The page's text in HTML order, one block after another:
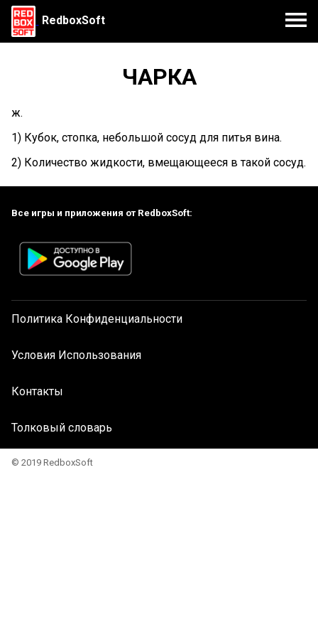
RedboxSoft
ЧАРКА
ж.
1) Кубок, стопка, небольшой сосуд для питья вина.
2) Количество жидкости, вмещающееся в такой сосуд.
Все игры и приложения от RedboxSoft:
Политика Конфиденциальности
Условия Использования
Контакты
Толковый словарь
© 2019 RedboxSoft